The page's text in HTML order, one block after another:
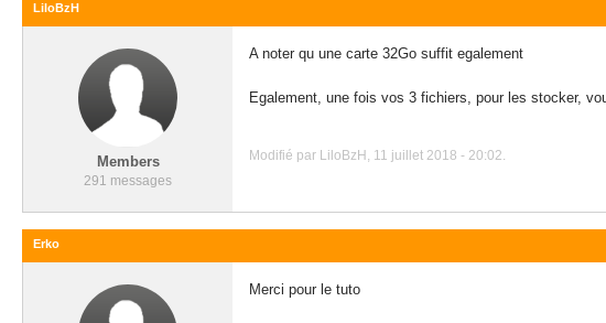
LiloBzH
Members
291 messages
A noter qu une carte 32Go suffit egalement
Egalement, une fois vos 3 fichiers, pour les stocker,
Modifié par LiloBzH, 11 juillet 2018 - 20:02.
Erko
Merci pour le tuto